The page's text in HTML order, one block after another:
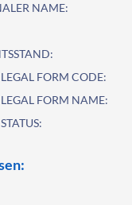
NAME:
FORM CODE:
FORM NAME: